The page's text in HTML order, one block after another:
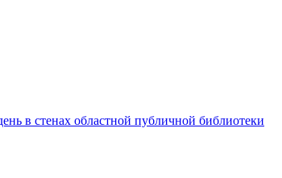
в стенах областной публичной библиотеки